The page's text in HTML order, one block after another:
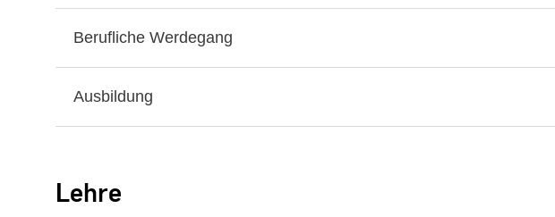
Berufliche Werdegang
Ausbildung
Lehre